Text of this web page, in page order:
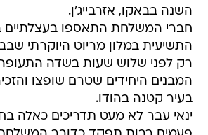
השנה בבאקו, אזרבייג'ן.
חברי המשלחת התאספו בעצלתיים
התשיעית במלון מריוט היוקרתי
רק לפני שלוש שעות בשדה
המבנים היחידים שטרם שופצו
בעיר קטנה בהודו.
ינאי עבר לא מעט תדריכים כאלה